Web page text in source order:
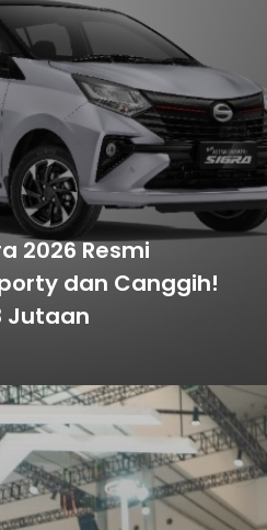
2026 Resmi
dan Canggih!
Jutaan